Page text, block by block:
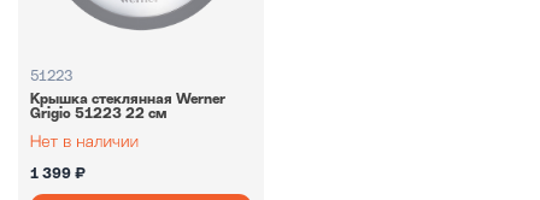
51223
Крышка стеклянная Werner
Grigio 51223 22 см
1 399 ₽